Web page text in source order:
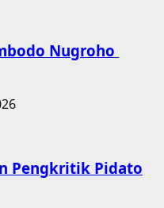
Nugroho
Pengkritik Pidato